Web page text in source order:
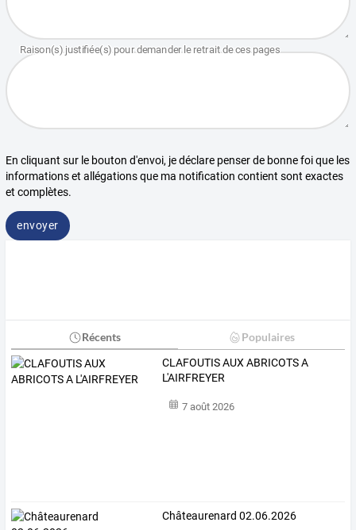
En cliquant sur le bouton d'envoi, je déclare penser de bonne foi que les
informations et allégations que ma notification contient sont exactes
et complètes.
envoyer
Récents Populaires
CLAFOUTIS AUX ABRICOTS A
L'AIRFREYER
7 août 2026
Châteaurenard 02.06.2026